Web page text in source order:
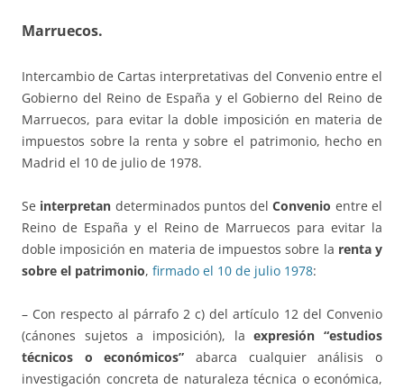
Marruecos.
Intercambio de Cartas interpretativas del Convenio entre el
Gobierno del Reino de España y el Gobierno del Reino de
Marruecos, para evitar la doble imposición en materia de
impuestos sobre la renta y sobre el patrimonio, hecho en
Madrid el 10 de julio de 1978.
Se interpretan determinados puntos delConvenio entre el
Reino de España y el Reino de Marruecos para evitar la
doble imposición en materia de impuestos sobre la renta y
sobre el patrimonio, firmado el 10 de julio 1978:
– Con respecto al párrafo 2 c) del artículo 12 del Convenio
(cánones sujetos a imposición), laexpresión “estudios
técnicos o económicos” abarca cualquier análisis o
investigación concreta de naturaleza técnica o económica,